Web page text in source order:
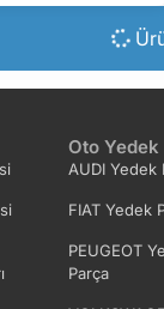
Oto Yedek
AUDI Yedek
FIAT Yedek
PEUGEOT
Parça